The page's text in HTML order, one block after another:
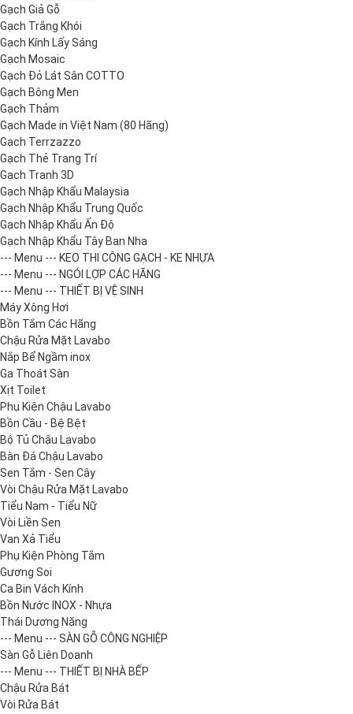
Gạch Giả Gỗ
Gạch Trắng Khói
Gạch Kính Lấy Sáng
Gạch Mosaic
Gạch Đỏ Lát Sân COTTO
Gạch Bông Men
Gạch Thảm
Gạch Made in Việt Nam (80 Hãng)
Gạch Terrzazzo
Gạch Thẻ Trang Trí
Gạch Tranh 3D
Gạch Nhập Khẩu Malaysia
Gạch Nhập Khẩu Trung Quốc
Gạch Nhập Khẩu Ấn Độ
Gạch Nhập Khẩu Tây Ban Nha
--- Menu --- KEO THI CÔNG GẠCH - KE NHỰA
--- Menu --- NGÓI LỢP CÁC HÃNG
--- Menu --- THIẾT BỊ VỆ SINH
Máy Xông Hơi
Bồn Tắm Các Hãng
Chậu Rửa Mặt Lavabo
Nắp Bể Ngầm inox
Ga Thoát Sàn
Xịt Toilet
Phụ Kiện Chậu Lavabo
Bồn Cầu - Bệ Bệt
Bộ Tủ Chậu Lavabo
Bàn Đá Chậu Lavabo
Sen Tắm - Sen Cây
Vòi Chậu Rửa Mặt Lavabo
Tiểu Nam - Tiểu Nữ
Vòi Liền Sen
Van Xả Tiểu
Phụ Kiện Phòng Tắm
Gương Soi
Ca Bin Vách Kính
Bồn Nước INOX - Nhựa
Thái Dương Năng
--- Menu --- SÀN GỖ CÔNG NGHIỆP
Sàn Gỗ Liên Doanh
--- Menu --- THIẾT BỊ NHÀ BẾP
Chậu Rửa Bát
Vòi Rửa Bát